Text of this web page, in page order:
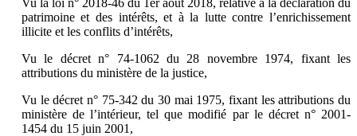
patrimoine et des intérêts, et à la lutte contre l’enrichissement
illicite et les conflits d’intérêts,
Vu le décret n° 74-1062 du 28 novembre 1974, fixant les
attributions du ministère de la justice,
Vu le décret n° 75-342 du 30 mai 1975, fixant les attributions du
ministère de l’intérieur, tel que modifié par le décret n° 2001-
1454 du 15 juin 2001,